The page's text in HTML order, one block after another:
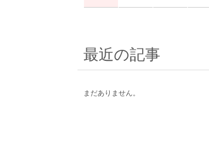
最近の記事
まだありません。